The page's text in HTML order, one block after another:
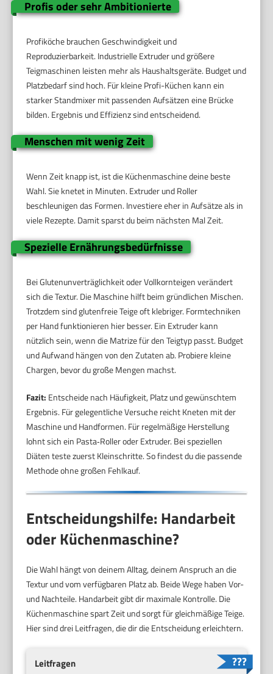
Profis oder sehr Ambitionierte
Profiköche brauchen Geschwindigkeit und
Reproduzierbarkeit. Industrielle Extruder und größere
Teigmaschinen leisten mehr als Haushaltsgeräte. Budget und
Platzbedarf sind hoch. Für kleine Profi-Küchen kann ein
starker Standmixer mit passenden Aufsätzen eine Brücke
bilden. Ergebnis und Effizienz sind entscheidend.
Menschen mit wenig Zeit
Wenn Zeit knapp ist, ist die Küchenmaschine deine beste
Wahl. Sie knetet in Minuten. Extruder und Roller
beschleunigen das Formen. Investiere eher in Aufsätze als in
viele Rezepte. Damit sparst du beim nächsten Mal Zeit.
Spezielle Ernährungsbedürfnisse
Bei Glutenunverträglichkeit oder Vollkornteigen verändert
sich die Textur. Die Maschine hilft beim gründlichen Mischen.
Trotzdem sind glutenfreie Teige oft klebriger. Formtechniken
per Hand funktionieren hier besser. Ein Extruder kann
nützlich sein, wenn die Matrize für den Teigtyp passt. Budget
und Aufwand hängen von den Zutaten ab. Probiere kleine
Chargen, bevor du große Mengen machst.
Fazit: Entscheide nach Häufigkeit, Platz und gewünschtem
Ergebnis. Für gelegentliche Versuche reicht Kneten mit der
Maschine und Handformen. Für regelmäßige Herstellung
lohnt sich ein Pasta‑Roller oder Extruder. Bei speziellen
Diäten teste zuerst Kleinschritte. So findest du die passende
Methode ohne großen Fehlkauf.
Entscheidungshilfe: Handarbeit
oder Küchenmaschine?
Die Wahl hängt von deinem Alltag, deinem Anspruch an die
Textur und vom verfügbaren Platz ab. Beide Wege haben Vor-
und Nachteile. Handarbeit gibt dir maximale Kontrolle. Die
Küchenmaschine spart Zeit und sorgt für gleichmäßige Teige.
Hier sind drei Leitfragen, die dir die Entscheidung erleichtern.
Leitfragen